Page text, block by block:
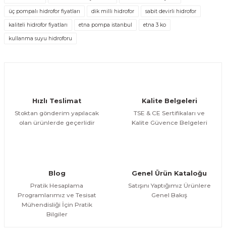
DİĞER
2''-2'' Paslanmaz Çelik Örgülü Bağlantı Fleksi 100cm
üç pompalı hidrofor fiyatları dik milli hidrofor sabit devirli hidrofor
kaliteli hidrofor fiyatları etna pompa istanbul etna 3 ko
kullanma suyu hidroforu
Hızlı Teslimat
Stoktan gönderim yapılacak
olan ürünlerde geçerlidir
Kalite Belgeleri
TSE & CE Sertifikaları ve
Kalite Güvence Belgeleri
Blog
Pratik Hesaplama
Programlarımız ve Tesisat
Mühendisliği İçin Pratik
Bilgiler
Genel Ürün Kataloğu
Satışını Yaptığımız Ürünlere
Genel Bakış